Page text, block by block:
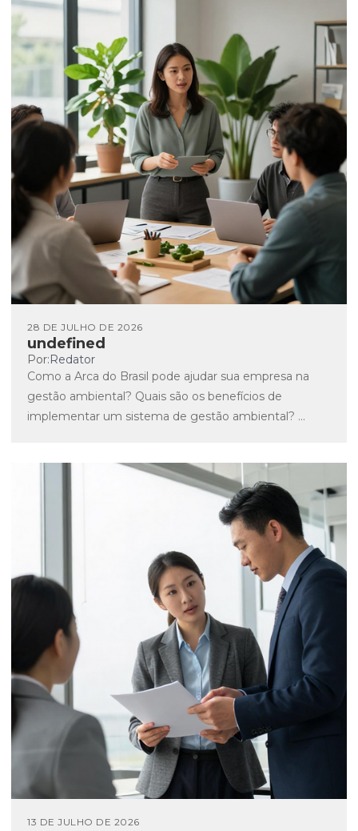
undefined
28 DE JULHO DE 2026
Por:Redator
Como a Arca do Brasil pode ajudar sua empresa na
gestão ambiental? Quais são os benefícios de
implementar um sistema de gestão ambiental? ...
13 DE JULHO DE 2026